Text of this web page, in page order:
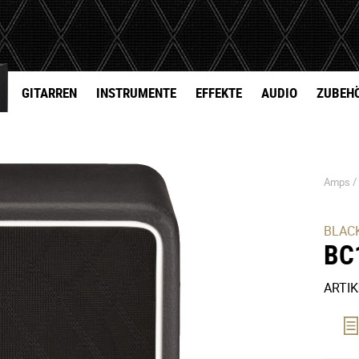
GITARREN INSTRUMENTE EFFEKTE AUDIO
Amps /